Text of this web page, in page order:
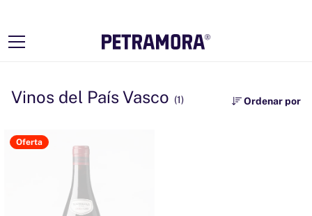
Vinos del País Vasco (1) Ordenar por
Oferta